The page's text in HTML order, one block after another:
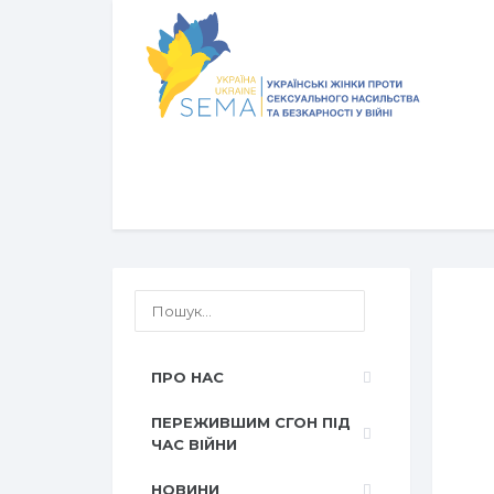
ПРО НАС
ПЕРЕЖИВШИМ СГОН ПІД
ЧАС ВІЙНИ
НОВИНИ